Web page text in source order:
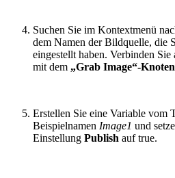
Suchen Sie im Kontextmenü
dem Namen der Bildquelle, die
eingestellt haben. Verbinden
mit dem „Grab Image“-Knoten
Erstellen Sie eine Variable vom
Beispielnamen Image1 und
Einstellung Publish auf true.